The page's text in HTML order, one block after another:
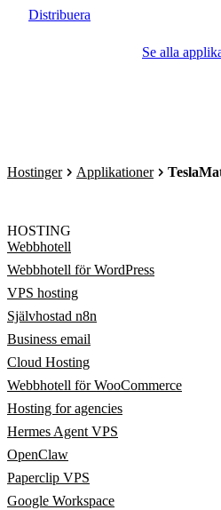
Distribuera
Se alla
Hostinger Applikationer
HOSTING
Webbhotell
Webbhotell för WordPress
VPS hosting
Självhostad n8n
Business email
Cloud Hosting
Webbhotell för WooCommerce
Hosting for agencies
Hermes Agent VPS
OpenClaw
Paperclip VPS
Google Workspace